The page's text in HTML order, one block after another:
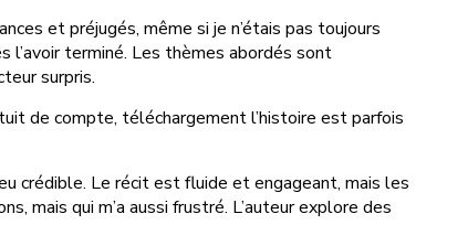
et préjugés, même si je n’étais pas toujours
l’avoir terminé. Les thèmes abordés sont
surpris.
de compte, téléchargement l’histoire est parfois
crédible. Le récit est fluide et engageant, mais les
mais qui m’a aussi frustré. L’auteur explore des